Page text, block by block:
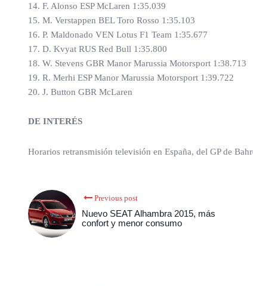
14. F. Alonso ESP McLaren 1:35.039
15. M. Verstappen BEL Toro Rosso 1:35.103
16. P. Maldonado VEN Lotus F1 Team 1:35.677
17. D. Kvyat RUS Red Bull 1:35.800
18. W. Stevens GBR Manor Marussia Motorsport 1:38.713
19. R. Merhi ESP Manor Marussia Motorsport 1:39.722
20. J. Button GBR McLaren
DE INTERÉS
Horarios retransmisión televisión en España, del GP de
Previous post
Nuevo SEAT Alhambra 2015, más
confort y menor consumo